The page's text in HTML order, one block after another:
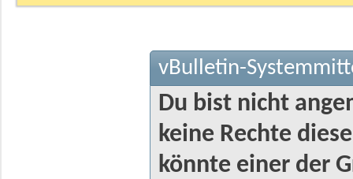
vBulletin-
Du bist nicht
keine Rechte
könnte einer der